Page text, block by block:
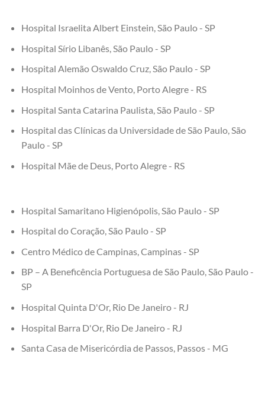
Hospital Israelita Albert Einstein, São Paulo - SP
Hospital Sírio Libanês, São Paulo - SP
Hospital Alemão Oswaldo Cruz, São Paulo - SP
Hospital Moinhos de Vento, Porto Alegre - RS
Hospital Santa Catarina Paulista, São Paulo - SP
Hospital das Clínicas da Universidade de São Paulo, São
Paulo - SP
Hospital Mãe de Deus, Porto Alegre - RS
Hospital Samaritano Higienópolis, São Paulo - SP
Hospital do Coração, São Paulo - SP
Centro Médico de Campinas, Campinas - SP
BP – A Beneficência Portuguesa de São Paulo, São Paulo -
SP
Hospital Quinta D'Or, Rio De Janeiro - RJ
Hospital Barra D'Or, Rio De Janeiro - RJ
Santa Casa de Misericórdia de Passos, Passos - MG